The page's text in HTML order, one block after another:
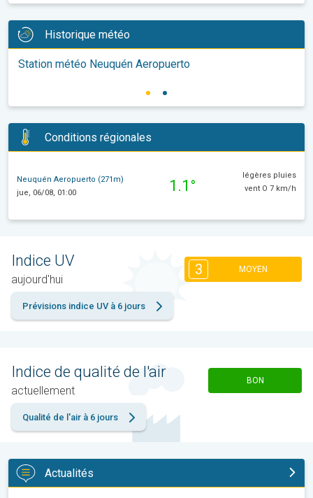
Historique météo
Station météo Neuquén Aeropuerto
Conditions régionales
Neuquén Aeropuerto (271m)
jue, 06/08, 01:00
1.1°
légères pluies
vent O 7 km/h
Indice UV
aujourd'hui
3 MOYEN
Prévisions indice UV à 6 jours
Indice de qualité de l'air
actuellement
BON
Qualité de l'air à 6 jours
Actualités